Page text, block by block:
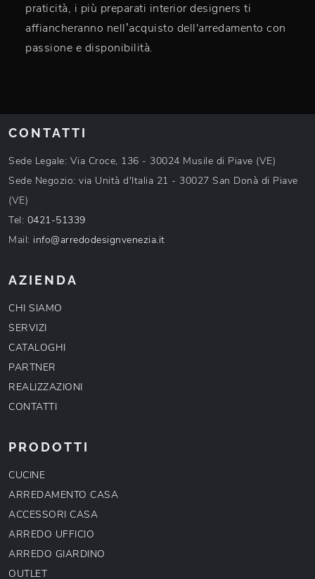
praticità, i più preparati interior designers ti
affiancheranno nell’acquisto dell'arredamento con
passione e disponibilità.
CONTATTI
Sede Legale: Via Croce, 136 - 30024 Musile di Piave (VE)
Sede Negozio: via Unità d'Italia 21 - 30027 San Donà di Piave
(VE)
Tel: 0421-51339
Mail: info@arredodesignvenezia.it
AZIENDA
CHI SIAMO
SERVIZI
CATALOGHI
PARTNER
REALIZZAZIONI
CONTATTI
PRODOTTI
CUCINE
ARREDAMENTO CASA
ACCESSORI CASA
ARREDO UFFICIO
ARREDO GIARDINO
OUTLET